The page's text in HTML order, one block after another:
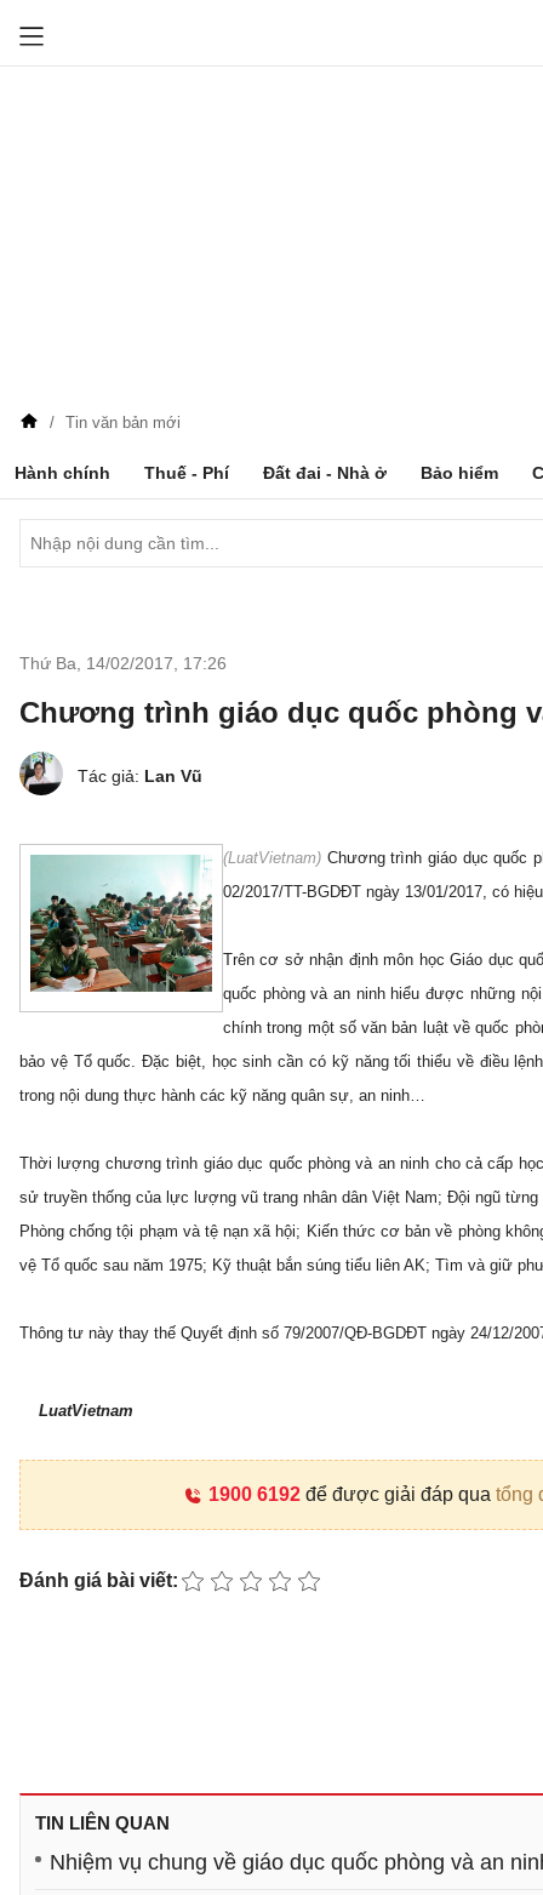
Tin văn bản mới
Hành chính Thuế - Phí Đất đai - Nhà ở Bảo hiểm
Thứ Ba, 14/02/2017 17:26
Chương trình giáo dục quốc phòng
Tác giả: Lan Vũ
(LuatVietnam) Chương trình giáo dục quốc
02/2017/TT-BGDĐT ngày 13/01/2017, có
Trên cơ sở nhận định môn học Giáo dục
quốc phòng và an ninh hiểu được những
chính trong một số văn bản luật về quốc
bảo vệ Tổ quốc. Đặc biệt, học sinh cần có kỹ năng tối thiểu về điều
trong nội dung thực hành các kỹ năng quân sự, an ninh…
Thời lượng chương trình giáo dục quốc phòng và an ninh cho cả cấp
sử truyền thống của lực lượng vũ trang nhân dân Việt Nam; Đội ngũ
Phòng chống tội phạm và tệ nạn xã hội; Kiến thức cơ bản về phòng
vệ Tổ quốc sau năm 1975; Kỹ thuật bắn súng tiểu liên AK; Tìm và giữ
Thông tư này thay thế Quyết định số 79/2007/QĐ-BGDĐT ngày 24/12/
LuatVietnam
1900 6192để được giải đáp qua tổng
Đánh giá bài viết:
TIN LIÊN QUAN
Nhiệm vụ chung về giáo dục quốc phòng và an